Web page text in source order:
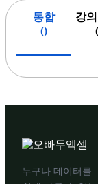
통합
()
강
(
누구나 데이터를